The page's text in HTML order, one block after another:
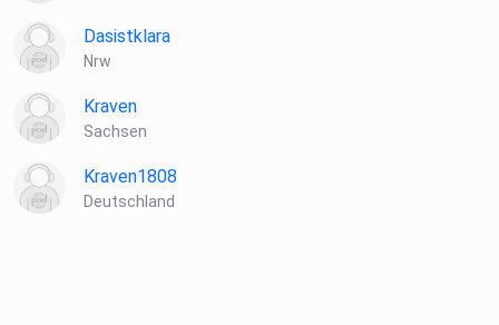
Dasistklara
Nrw
Kraven
Sachsen
Kraven1808
Deutschland